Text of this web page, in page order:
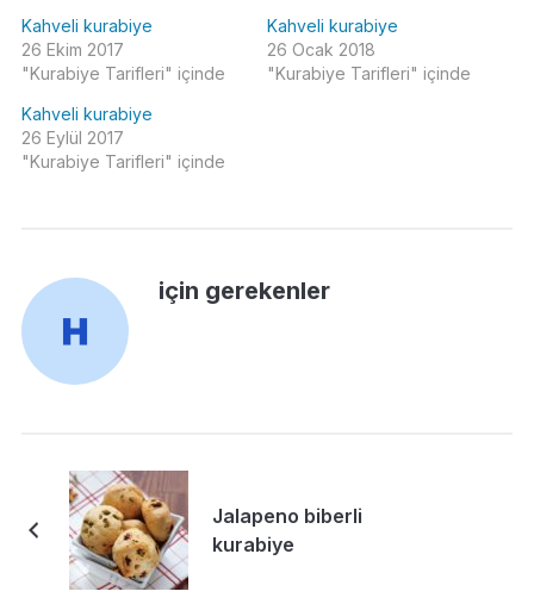
Kahveli kurabiye
26 Ekim 2017
"Kurabiye Tarifleri" içinde
Kahveli kurabiye
26 Ocak 2018
"Kurabiye Tarifleri" içinde
Kahveli kurabiye
26 Eylül 2017
"Kurabiye Tarifleri" içinde
için gerekenler
Jalapeno biberli
kurabiye